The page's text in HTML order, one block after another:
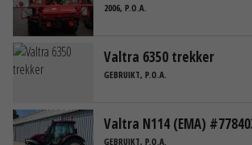
2006, P.O.A.
Valtra 6350 trekker
GEBRUIKT, P.O.A.
Valtra N114 (EMA)
GEBRUIKT, P.O.A.